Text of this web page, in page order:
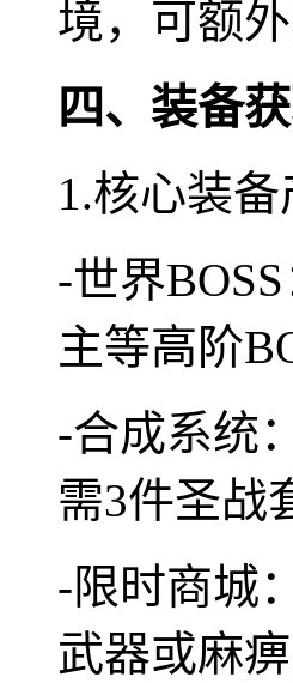
境，可额
四、装备
1.核心装
-世界
主等高阶
-合成系统
需3件圣战
-限时商城
武器或麻痹